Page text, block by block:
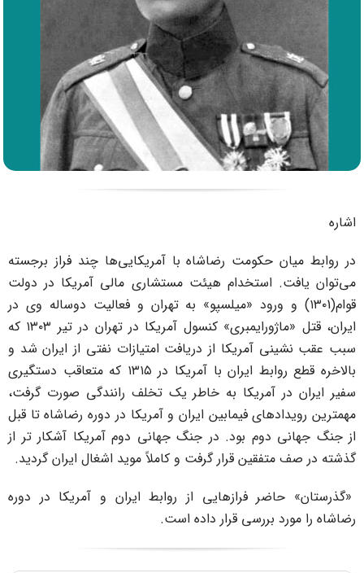
روابط میان حکومت رضاشاه با آمریکایی‌ها چند فراز برجسته‌
یافت. استخدام هیئت مستشاری مالی آمریکا در دولت
قوام(۱۳۰1) و ورود «میلسپو» به تهران و فعالیت دوساله وی در
ایران، قتل «ماژورایمبری» کنسول آمریکا در تهران در تیر ۱۳۰۳ که
عقب نشینی آمریکا از دریافت امتیازات نفتی از ایران شد و
بالاخره قطع روابط ایران با آمریکا در ۱۳۱۵ که متعاقب دستگیری
ایران در آمریکا به خاطر یک تخلف رانندگی صورت گرفت،
رویدادهای فیمابین ایران و آمریکا در دوره رضاشاه تا قبل
جنگ جهانی دوم بود. در جنگ جهانی دوم آمریکا آشکار تر از
در صف متفقین قرار گرفت و کاملاً موید اشغال ایران گردید.
حاضر فرازهایی از روابط ایران و آمریکا در دوره
را مورد بررسی قرار داده است.